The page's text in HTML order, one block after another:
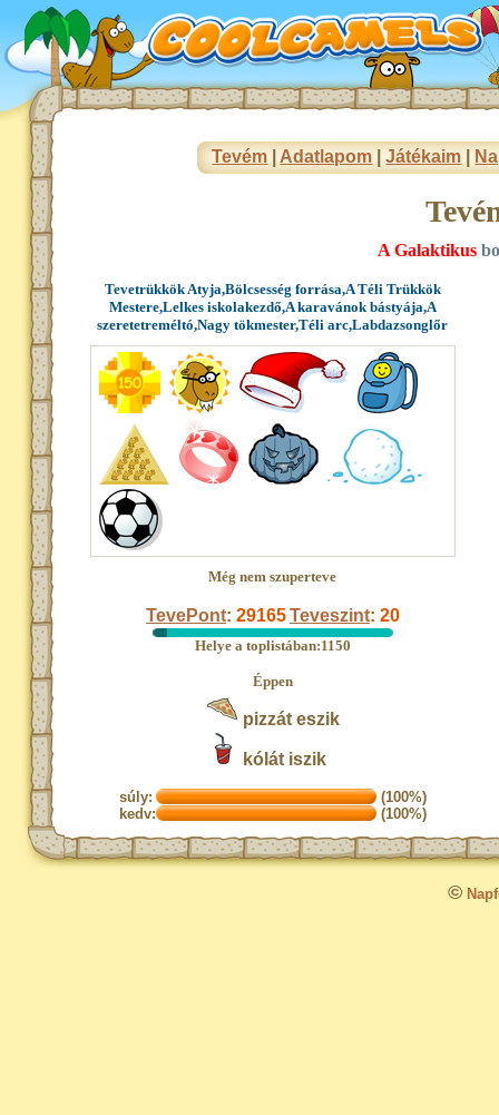
Tevém Adatlapom |Játékaim
A Galaktikus
Tevetrükkök Atyja,Bölcsesség forrása,A Téli Trükkök
Mestere,Lelkes iskolakezdő,A karavánok bástyája,A
szeretetreméltó,Nagy tökmester,Téli arc,Labdazsonglőr
Még nem szuperteve
TevePont: 29165Teveszint: 20
Helye a toplistában:1150
Éppen
pizzát eszik
kólát iszik
súly:
(100%)
kedv:
(100%)
©